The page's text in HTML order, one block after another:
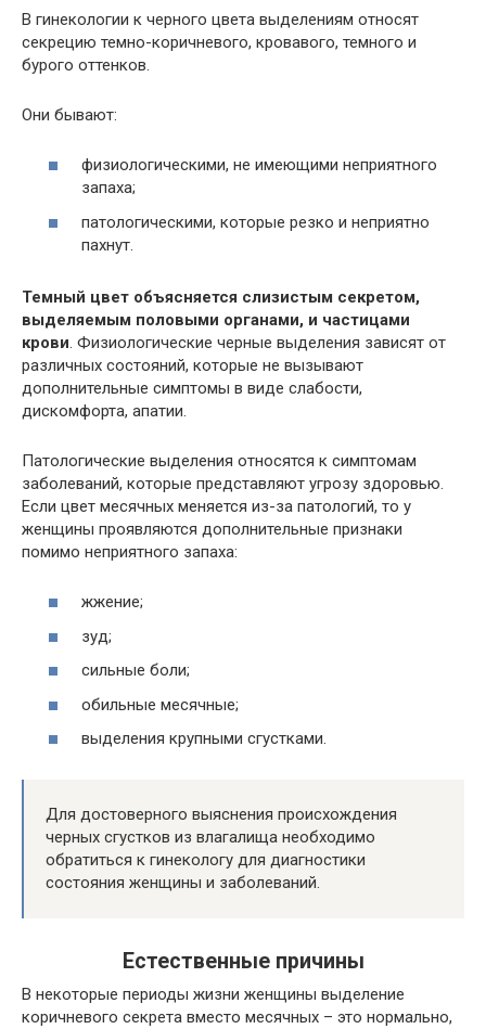
В гинекологии к черного цвета выделениям относят
секрецию темно-коричневого, кровавого, темного и
бурого оттенков.
Они бывают:
физиологическими, не имеющими неприятного
запаха;
патологическими, которые резко и неприятно
пахнут.
Темный цвет объясняется слизистым секретом,
выделяемым половыми органами, и частицами
крови . Физиологические черные выделения зависят от
различных состояний, которые не вызывают
дополнительные симптомы в виде слабости,
дискомфорта, апатии.
Патологические выделения относятся к симптомам
заболеваний, которые представляют угрозу здоровью.
Если цвет месячных меняется из-за патологий, то у
женщины проявляются дополнительные признаки
помимо неприятного запаха:
жжение;
зуд;
сильные боли;
обильные месячные;
выделения крупными сгустками.
Для достоверного выяснения происхождения
черных сгустков из влагалища необходимо
обратиться к гинекологу для диагностики
состояния женщины и заболеваний.
Естественные причины
В некоторые периоды жизни женщины выделение
коричневого секрета вместо месячных – это нормально,